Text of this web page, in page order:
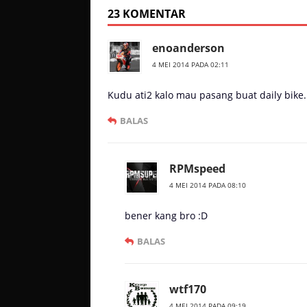
23 KOMENTAR
enoanderson
4 MEI 2014 PADA 02:11
Kudu ati2 kalo mau pasang buat daily
BALAS
RPMspeed
4 MEI 2014 PADA 08:10
bener kang bro :D
BALAS
wtf170